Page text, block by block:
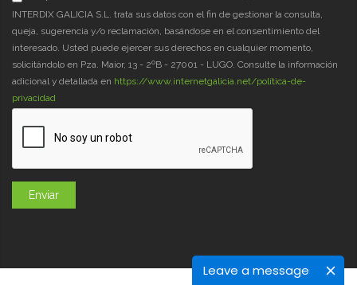
Leave a message
INTERDIX GALICIA S.L. trata sus datos con el fin de gestionar la consulta,
queja, sugerencia y/o reclamación, basándose en el consentimiento del
interesado. Usted puede ejercer sus derechos en cualquier momento,
solicitándolo en Pza. Maior, 13 - 2ºB - 27001 - LUGO. Consulte la información
adicional y detallada en https://www.internetgalicia.net/política-de-
privacidad